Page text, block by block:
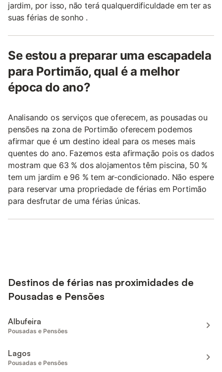
jardim, por isso, não terá qualquerdificuldade em ter as
suas férias de sonho .
Se estou a preparar uma escapadela
para Portimão, qual é a melhor
época do ano?
Analisando os serviços que oferecem, as pousadas ou
pensões na zona de Portimão oferecem podemos
afirmar que é um destino ideal para os meses mais
quentes do ano. Fazemos esta afirmação pois os dados
mostram que 63 % dos alojamentos têm piscina, 50 %
tem um jardim e 96 % tem ar-condicionado. Não espere
para reservar uma propriedade de férias em Portimão
para desfrutar de uma férias únicas.
Destinos de férias nas proximidades de
Pousadas e Pensões
Albufeira
Pousadas e Pensões
Lagos
Pousadas e Pensões